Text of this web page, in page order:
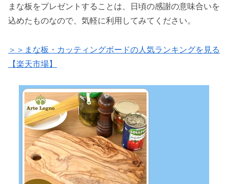
まな板をプレゼントすることは、日頃の感謝の意味合いを
込めたものなので、気軽に利用してみてください。
＞＞まな板・カッティングボードの人気ランキングを見る
【楽天市場】